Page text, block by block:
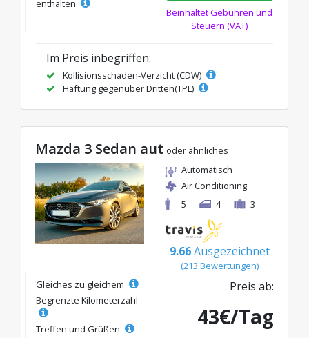
enthalten
Beinhaltet Gebühren und
Steuern (VAT)
Im Preis inbegriffen:
Kollisionsschaden-Verzicht (CDW)
Haftung gegenüber Dritten(TPL)
Mazda 3 Sedan aut oder ähnliches
Automatisch
Air Conditioning
5
4 3
9.66 Ausgezeichnet
(213 Bewertungen)
Gleiches zu gleichem
Begrenzte Kilometerzahl
Treffen und Grüßen
Preis ab:
43€/Tag